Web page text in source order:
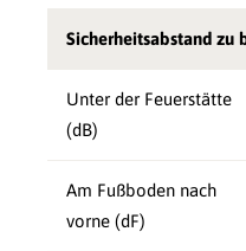
Sicherheitsabstand zu
Unter der Feuerstätte
(dB)
Am Fußboden nach
vorne (dF)